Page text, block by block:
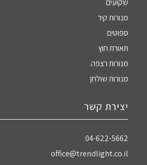
מנורות קיר
ספוטים
תאורת חוץ
מנורות רצפה
מנורות שולחן
יצירת קשר
04-622-5662‏
office@trendlight.co.il